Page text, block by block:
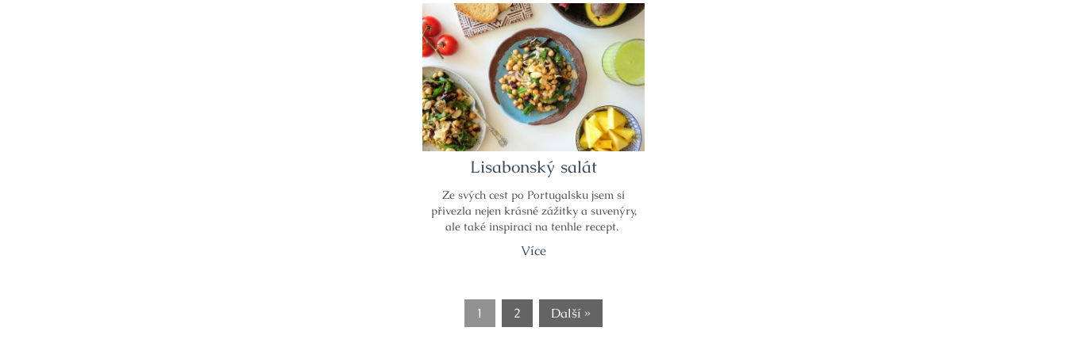
Lisabonský salát
Ze svých cest po Portugalsku jsem si
přivezla nejen krásné zážitky a suvenýry,
ale také inspiraci na tenhle recept. ​
Více
1 2 Další »